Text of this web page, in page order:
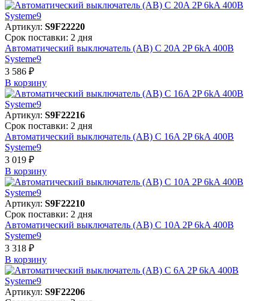
Артикул: S9F22220
Срок поставки: 2 дня
Автоматический выключатель (АВ) C 20A 2P 6kA 400В
Systeme9
3 586 ₽
В корзинy
Артикул: S9F22216
Срок поставки: 2 дня
Автоматический выключатель (АВ) C 16A 2P 6kA 400В
Systeme9
3 019 ₽
В корзинy
Артикул: S9F22210
Срок поставки: 2 дня
Автоматический выключатель (АВ) C 10A 2P 6kA 400В
Systeme9
3 318 ₽
В корзинy
Артикул: S9F22206